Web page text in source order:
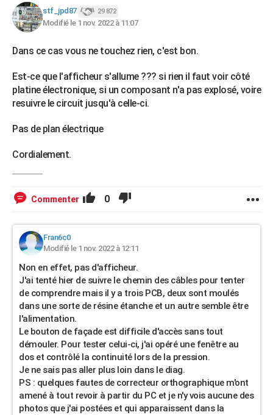
stf_jpd87 29 872
Modifié le 1 nov. 2022 à 11:07
Dans ce cas vous ne touchez rien, c'est bon.
Est-ce que l'afficheur s'allume ??? si rien il faut voir côté
platine électronique, si un composant n'a pas explosé, voire
resuivre le circuit jusqu'à celle-ci.
Pas de plan électrique
Cordialement.
Commenter 0
Fran6c0
Modifié le 1 nov. 2022 à 12:11
Non en effet, pas d'afficheur.
J'ai tenté hier de suivre le chemin des câbles pour tenter
de comprendre mais il y a trois PCB, deux sont moulés
dans une sorte de résine étanche et un autre semble être
l'alimentation.
Le bouton de façade est difficile d'accès sans tout
démouler. Pour tester celui-ci, j'ai opéré une fenêtre au
dos et contrôlé la continuité lors de la pression.
Je ne sais pas aller plus loin dans le diag.
PS : quelques fautes de correcteur orthographique m'ont
amené à tout revoir à partir du PC et je n'y vois aucune des
photos que j'ai postées et qui apparaissent dans la